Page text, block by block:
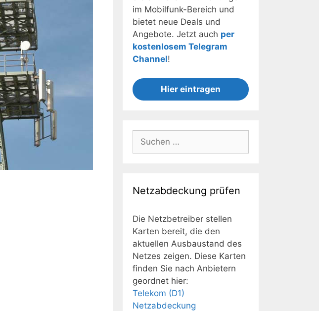
im Mobilfunk-Bereich und
bietet neue Deals und
Angebote. Jetzt auch per
kostenlosem Telegram
Channel!
Hier eintragen
nach:
Netzabdeckung prüfen
Die Netzbetreiber stellen
Karten bereit, die den
aktuellen Ausbaustand des
Netzes zeigen. Diese Karten
finden Sie nach Anbietern
geordnet hier:
Telekom (D1)
Netzabdeckung